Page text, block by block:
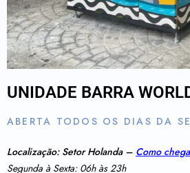
UNIDADE BARRA
ABERTA TODOS OS DIAS DA
Localização: Setor Holanda – Como
Segunda à Sexta: 06h às 23h